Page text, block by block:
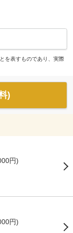
を表すものであり、実際
)
円)
円)